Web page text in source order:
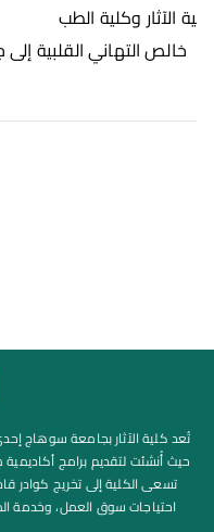
ية الآثار وكلية الطب
خالص التهاني القلبية
تُعد كلية الآثار بجامعة سوهاج
حيث أُنشئت لتقديم برامج
تسعى الكلية إلى تخريج كوادر
احتياجات سوق العمل، وخدمة